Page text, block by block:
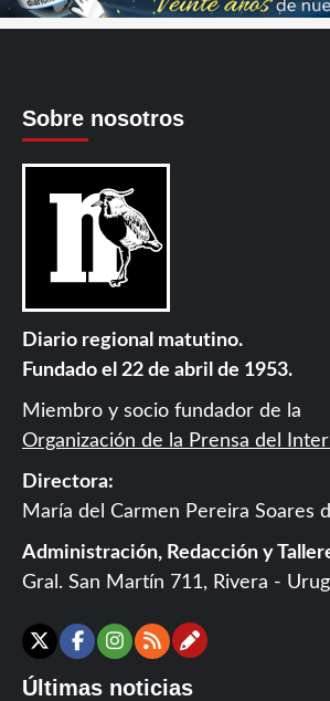
Sobre nosotros
Diario regional matutino.
Fundado el 22 de abril de 1953.
Miembro y socio fundador de la
Organización de la Prensa del
Directora:
María del Carmen Pereira Soares
Administración, Redacción y
Gral. San Martín 711, Rivera -
X Facebook
Instagram
RSS
Últimas noticias